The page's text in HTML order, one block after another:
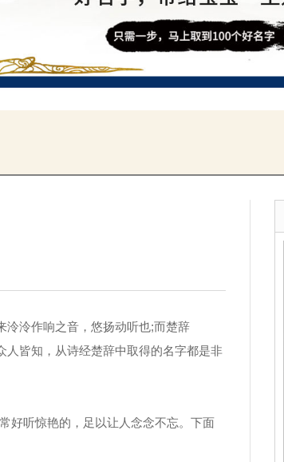
泠作响之音，悠扬动听也;而楚辞
人皆知，从诗经楚辞中取得的名字都是非
听惊艳的，足以让人念念不忘。下面